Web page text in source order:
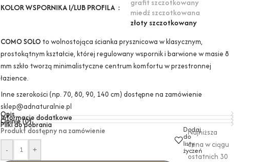
KOLOR WSPORNIKA I/LUB PROFILA
grafit szczotkowany
miedź szczotkowana
złoty szczotkowany
COMO SOLO to wolnostojąca ścianka prysznicowa w klasycznym,
prostokątnym kształcie, której regulowany wspornik i barwione w masie 8
mm szkło tworzą minimalistyczne centrum komfortu w przestronnej
łazience.
Inne szerokości (np. 70, 80, 90, 140 cm) dostępne na zamówienie
sklep@adnaturalnie.pl
Opis
Informacje dodatkowe
Opinie (0)
Pliki do pobrania
Produkt dostępny na zamówienie
-
+
Dodaj
do
listy
życzeń
Najniższa
cena w ciągu
ostatnich 30